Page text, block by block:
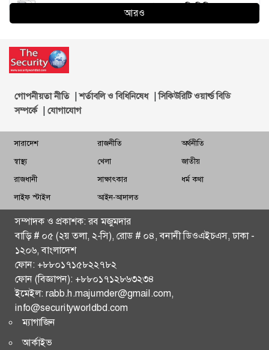
ভারতে ক্ষুব্ধ তরুণদের হাতে মার খাচ্ছে ‘গোদি মিডিয়ার’
সাংবাদিকরা
কাফরুলে দুর্বৃত্তদের এলোপাতাড়ি গুলিতে যুবদল কর্মী নিহত,
আহত ২
বায়ু ও শব্দদূষণ রোধে কঠোর পদক্ষেপের নির্দেশ প্রধানমন্ত্রীর
খুলে দেওয়া হয়েছে কাপ্তাই বাঁধের ১৬ জলকপাট
রাজধানীর আরও ৫০ স্থানে স্বয়ংক্রিয় ট্রাফিক সিগন্যাল চালুর
নির্দেশ প্রধানমন্ত্রীর
পূর্ণমাত্রায় অভিযানের হুঁশিয়ারি ইরানের
গাজায় ইসরায়েলি হামলা, নিহত অন্তত ১৪
চট্টগ্রাম বিভাগ ছাড়া সারা দেশে এইচএসসি পরীক্ষা চলবে: শিক্ষা
উপদেষ্টা
বাণিজ্য চুক্তির বিনিময়ে হরমুজের ২০% শুল্ক প্রত্যাহারের
ঘোষণা ট্রাম্পের
আরও
গোপনীয়তা নীতি |শর্তাবলি ও বিধিনিষেধ |সিকিউরিটি ওয়ার্ল্ড বিডি
সম্পর্কে | যোগাযোগ
সারাদেশ রাজনীতি
অর্থনীতি
স্বাস্থ্য
খেলা
জাতীয়
রাজধানী
সাক্ষাৎকার
ধর্ম কথা
লাইফ স্টাইল
আইন-আদালত
সম্পাদক ও প্রকাশক: রব মজুমদার
বাড়ি # ০৫ (২য় তলা, ২-সি), রোড # ০৪, বনানী ডিওএইচএস, ঢাকা -
১২০৬, বাংলাদেশ
ফোন: +৮৮০১৭১৫৮২২৭৮২
ফোন (বিজ্ঞাপন): +৮৮০১৭১২৮৬৩২৩৪
ইমেইল: rabb.h.majumder@gmail.com,
info@securityworldbd.com
ম্যাগাজিন
আর্কাইভ